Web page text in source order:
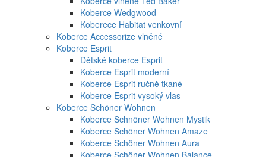
Koberce Wedgwood
Koberece Habitat venkovní
Koberce Accessorize vlněné
Koberce Esprit
Dětské koberce Esprit
Koberce Esprit moderní
Koberce Esprit ručně tkané
Koberce Esprit vysoký vlas
Koberce Schöner Wohnen
Koberce Schnöner Wohnen Mystik
Koberce Schöner Wohnen Amaze
Koberce Schöner Wohnen Aura